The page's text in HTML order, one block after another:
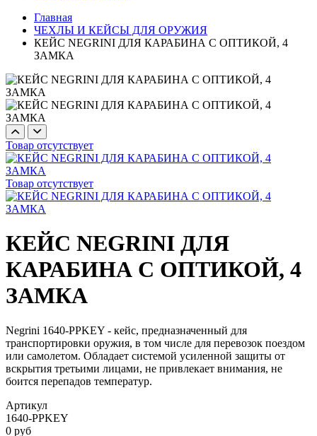
Главная
ЧЕХЛЫ И КЕЙСЫ ДЛЯ ОРУЖИЯ
КЕЙС NEGRINI ДЛЯ КАРАБИНА С ОПТИКОЙ, 4
ЗАМКА
Товар отсутствует
Товар отсутствует
КЕЙС NEGRINI ДЛЯ
КАРАБИНА С ОПТИКОЙ, 4
ЗАМКА
Negrini 1640-PPKEY - кейс, предназначенный для
транспортировки оружия, в том числе для перевозок поездом
или самолетом. Обладает системой усиленной защиты от
вскрытия третьими лицами, не привлекает внимания, не
боится перепадов температур.
Артикул
1640-PPKEY
0 руб